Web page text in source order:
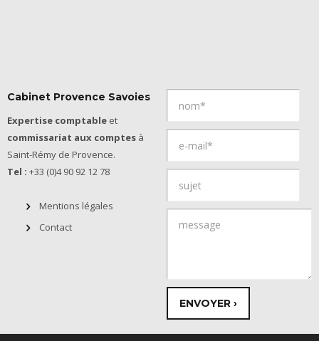
Cabinet Provence Savoies
Expertise comptable et
commissariat aux comptes à
Saint-Rémy de Provence.
Tel : +33 (0)4 90 92 12 78
Mentions légales
Contact